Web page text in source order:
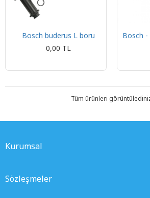
Bosch buderus L boru
0,00 TL
Bosch -
Tüm ürünleri
Kurumsal
Sözleşmeler